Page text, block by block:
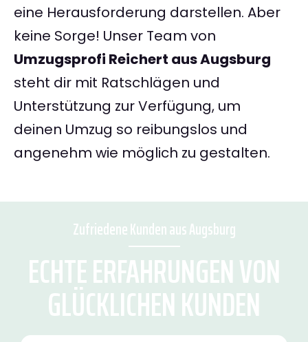
eine Herausforderung darstellen. Aber
keine Sorge! Unser Team von
Umzugsprofi Reichert aus Augsburg
steht dir mit Ratschlägen und
Unterstützung zur Verfügung, um
deinen Umzug so reibungslos und
angenehm wie möglich zu gestalten.
Zufriedene Kunden aus Augsburg
ECHTE ERFAHRUNGEN VON
GLÜCKLICHEN KUNDEN